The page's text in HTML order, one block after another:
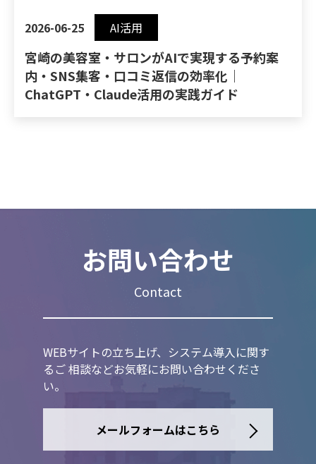
2026-06-25 AI活用
宮崎の美容室・サロンがAIで実現する予約案
内・SNS集客・口コミ返信の効率化｜
ChatGPT・Claude活用の実践ガイド
お問い合わせ
Contact
WEBサイトの立ち上げ、システム導入に関す
るご 相談などお気軽にお問い合わせくださ
い。
メールフォームはこちら